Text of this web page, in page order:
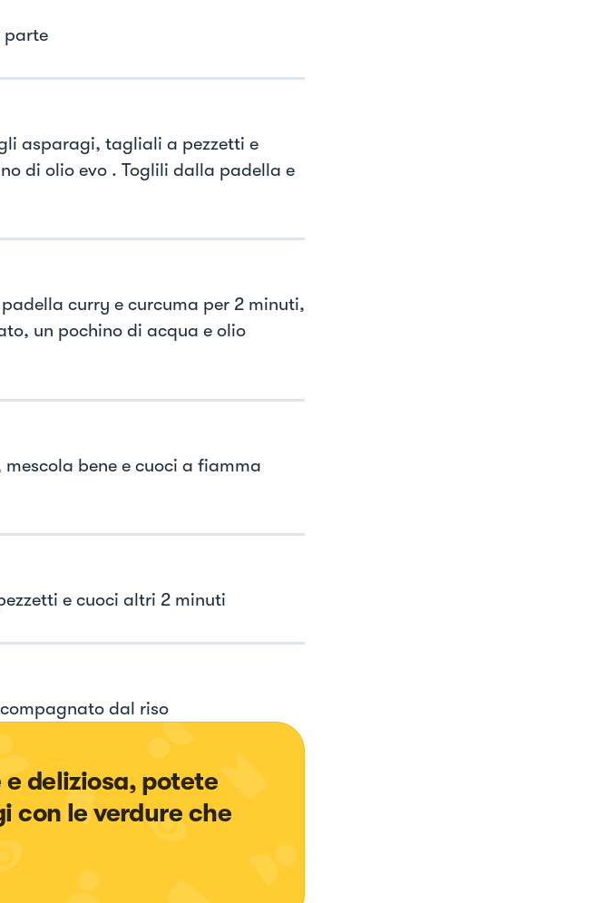
parte
asparagi, tagliali a pezzetti e
di olio evo . Toglili dalla padella e
padella curry e curcuma per 2 minuti,
un pochino di acqua e olio
mescola bene e cuoci a fiamma
e cuoci altri 2 minuti
dal riso
deliziosa, potete
con le verdure che